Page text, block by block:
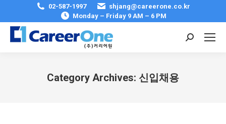
02-587-1997
shjang@careerone.co.kr
Monday – Friday 9 AM – 6 PM
Search:
Category Archives: 신입채용